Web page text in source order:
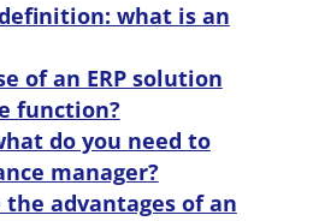
what is an
of an ERP solution
function?
do you need to
manager?
the advantages of an